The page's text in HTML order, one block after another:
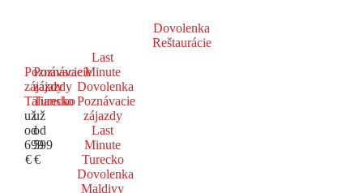
Dovolenka
Reštaurácie
Poznávacie
zájazdy
Taliansko
už
od
699
€
Poznávacie
zájazdy
Turecko
už
od
599
€
Last
Minute
Dovolenka
Poznávacie
zájazdy
Last
Minute
Turecko
Dovolenka
Maldivy